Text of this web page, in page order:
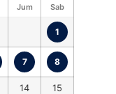
Jum Sab
1
7 8
14
15